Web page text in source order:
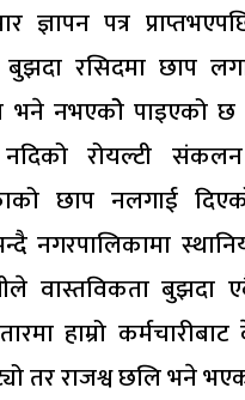
ज्ञापन पत्र
रसिदमा छाप
भने नभएकोे पाइएको छ
रोयल्टी संकलन
छाप नलगाई
नगरपालिकामा
वास्तविकता
हाम्रो
तर राजश्व छलि भने